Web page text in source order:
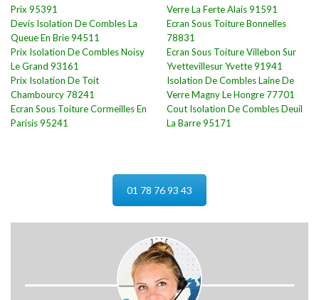
Prix 95391
Devis Isolation De Combles La
Queue En Brie 94511
Prix Isolation De Combles Noisy
Le Grand 93161
Prix Isolation De Toit
Chambourcy 78241
Ecran Sous Toiture Cormeilles En
Parisis 95241
Verre La Ferte Alais 91591
Ecran Sous Toiture Bonnelles
78831
Ecran Sous Toiture Villebon Sur
Yvettevillesur Yvette 91941
Isolation De Combles Laine De
Verre Magny Le Hongre 77701
Cout Isolation De Combles Deuil
La Barre 95171
01 78 76 93 43